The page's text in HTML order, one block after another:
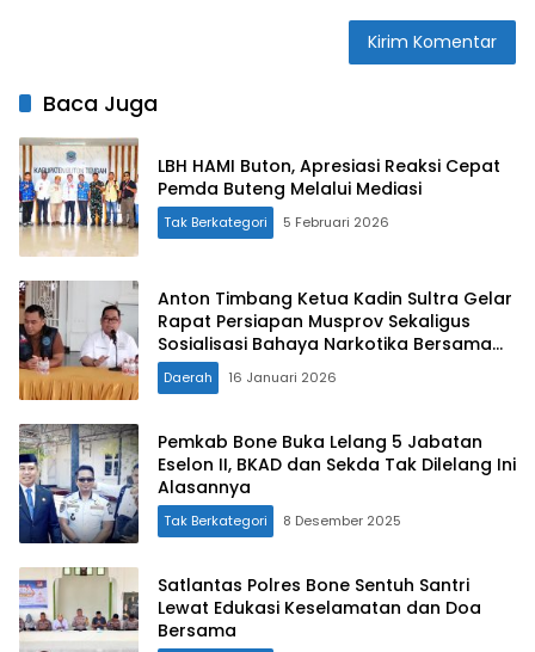
Baca Juga
LBH HAMI Buton, Apresiasi Reaksi Cepat
Pemda Buteng Melalui Mediasi
Tak Berkategori 5 Februari 2026
Anton Timbang Ketua Kadin Sultra Gelar
Rapat Persiapan Musprov Sekaligus
Sosialisasi Bahaya Narkotika Bersama
BNNK
Daerah 16 Januari 2026
Pemkab Bone Buka Lelang 5 Jabatan
Eselon II, BKAD dan Sekda Tak Dilelang Ini
Alasannya
Tak Berkategori 8 Desember 2025
Satlantas Polres Bone Sentuh Santri
Lewat Edukasi Keselamatan dan Doa
Bersama